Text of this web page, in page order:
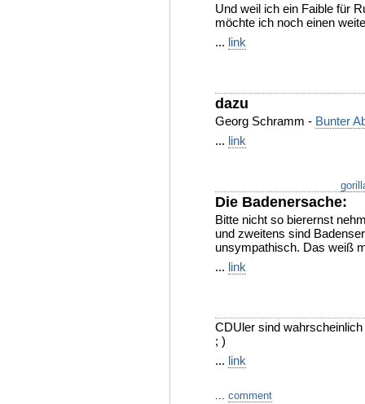
Und weil ich ein Faible für
möchte ich noch einen
... link
dazu
Georg Schramm - Bunter
... link
Die Badenersache:
Bitte nicht so bierernst
und zweitens sind
unsympathisch. Das weiß
... link
CDUler sind
; )
... link
comment